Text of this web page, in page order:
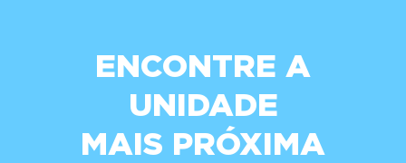
ENCONTRE A
UNIDADE
MAIS PRÓXIMA